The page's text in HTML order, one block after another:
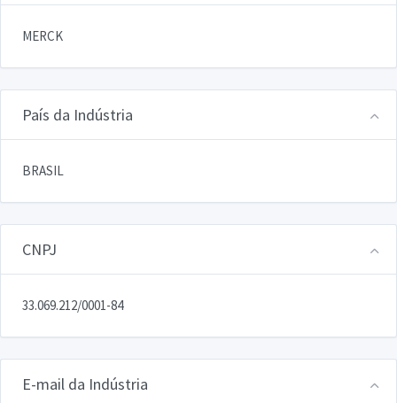
MERCK
País da Indústria
BRASIL
CNPJ
33.069.212/0001-84
E-mail da Indústria